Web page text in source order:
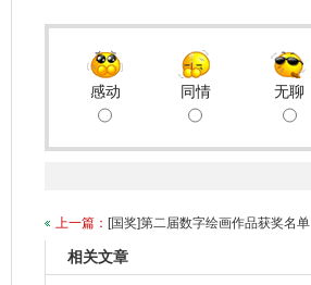
感动 同情 无聊
上一篇： [国奖]第二届数字绘画作品获奖名单
相关文章